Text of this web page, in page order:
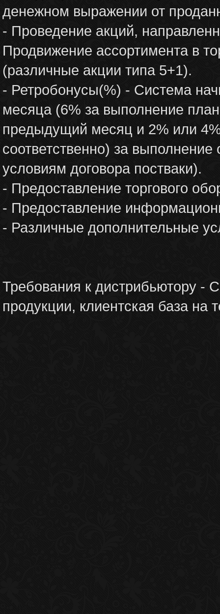
денежном выражении от
- Проведение акций,
Продвижение ассортимента в
(различные акции типа 5+1).
- Ретробонусы(%) - Система
месяца (6% за выполнение
предыдущий месяц и 2% или
соответственно) за
условиям договора постваки).
- Предоставление торгового
- Предоставление
- Различные дополнительные
Требования к дистрибьютору -
продукции, клиентская база на